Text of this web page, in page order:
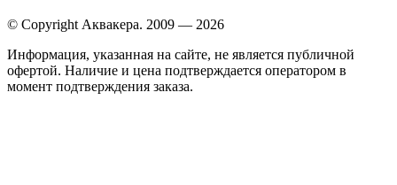
© Copyright Аквакера. 2009 — 2026
Информация, указанная на сайте, не является публичной
офертой. Наличие и цена подтверждается оператором в
момент подтверждения заказа.